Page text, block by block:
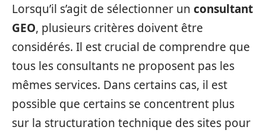
Lorsqu’il s’agit de sélectionner un consultant
GEO, plusieurs critères doivent être
considérés. Il est crucial de comprendre que
tous les consultants ne proposent pas les
mêmes services. Dans certains cas, il est
possible que certains se concentrent plus
sur la structuration technique des sites pour